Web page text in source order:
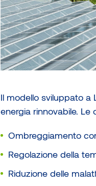
Serre
Il modello sviluppato
energia rinnovabile.
Ombreggiamento
Regolazione della
Riduzione delle